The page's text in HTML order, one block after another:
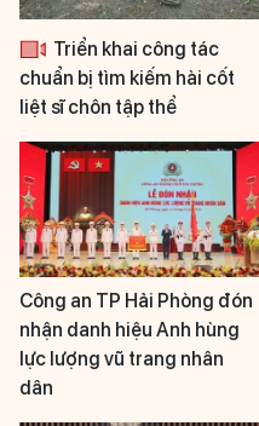
Triển khai công tác
chuẩn bị tìm kiếm hài cốt
liệt sĩ chôn tập thể
Công an TP Hải Phòng đón
nhận danh hiệu Anh hùng
lực lượng vũ trang nhân
dân